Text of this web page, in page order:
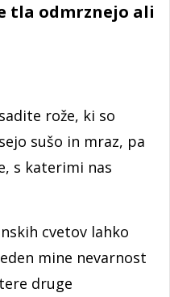
tla odmrznejo ali
rože, ki so
sušo in mraz, pa
s katerimi nas
cvetov lahko
mine nevarnost
druge